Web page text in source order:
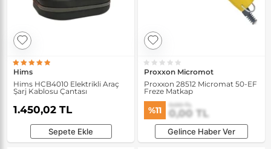
Hims
Hims HCB4010 Elektrikli Araç
Şarj Kablosu Çantası
1.450,02 TL
Sepete Ekle
Proxxon Micromot
Proxxon 28512 Micromat 50-EF
Freze Matkap
%11 0,00 TL
0,00 TL
Gelince Haber Ver